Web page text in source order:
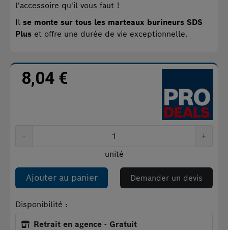
l'accessoire qu'il vous faut !
Il se monte sur tous les marteaux burineurs SDS
Plus et offre une durée de vie exceptionnelle.
8,04 €
- +
unité
Ajouter au panier Demander un devis
Disponibilité :
Retrait en agence - Gratuit